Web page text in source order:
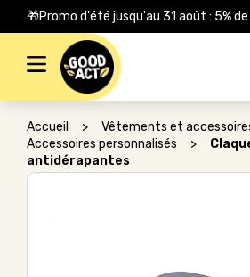
🎁Promo d'été jusqu'au 31 août : 5%
Rechercher :
Accueil > Vêtements et
Accessoires personnalisés
>
antidérapantes